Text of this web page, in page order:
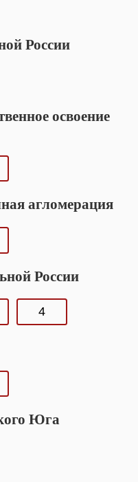
России
освоение
агломерация
России
4
Юга